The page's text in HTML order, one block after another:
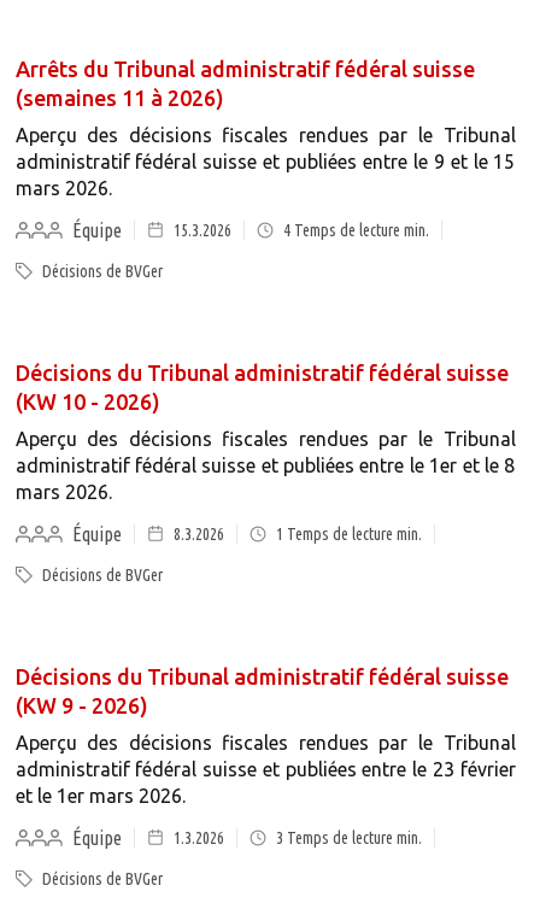
Arrêts du Tribunal administratif fédéral suisse
(semaines 11 à 2026)
Aperçu des décisions fiscales rendues par le Tribunal
administratif fédéral suisse et publiées entre le 9 et le 15
mars 2026.
Équipe
15.3.2026 4Temps de lecture min.
Décisions de BVGer
Décisions du Tribunal administratif fédéral suisse
(KW 10 - 2026)
Aperçu des décisions fiscales rendues par le Tribunal
administratif fédéral suisse et publiées entre le 1er et le 8
mars 2026.
Équipe
8.3.2026 1 Temps de lecture min.
Décisions de BVGer
Décisions du Tribunal administratif fédéral suisse
(KW 9 - 2026)
Aperçu des décisions fiscales rendues par le Tribunal
administratif fédéral suisse et publiées entre le 23 février
et le 1er mars 2026.
Équipe
1.3.2026 3 Temps de lecture min.
Décisions de BVGer